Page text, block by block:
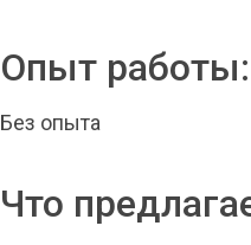
Опыт работы:
Без опыта
Что